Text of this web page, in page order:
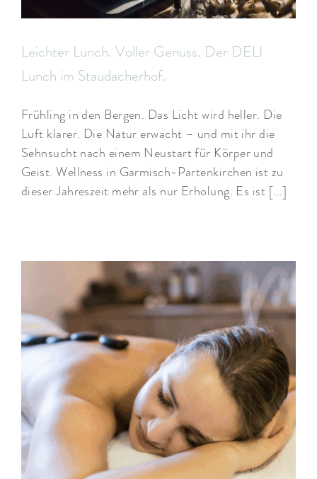
Leichter Lunch. Voller Genuss. Der DELI
Lunch im Staudacherhof.
Frühling in den Bergen. Das Licht wird heller. Die
Luft klarer. Die Natur erwacht – und mit ihr die
Sehnsucht nach einem Neustart für Körper und
Geist. Wellness in Garmisch-Partenkirchen ist zu
dieser Jahreszeit mehr als nur Erholung. Es ist [...]